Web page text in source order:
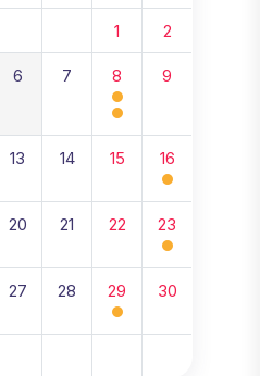
1 2
6 7 8 9
13 14 15 16
20 21 22 23
27 28 29 30